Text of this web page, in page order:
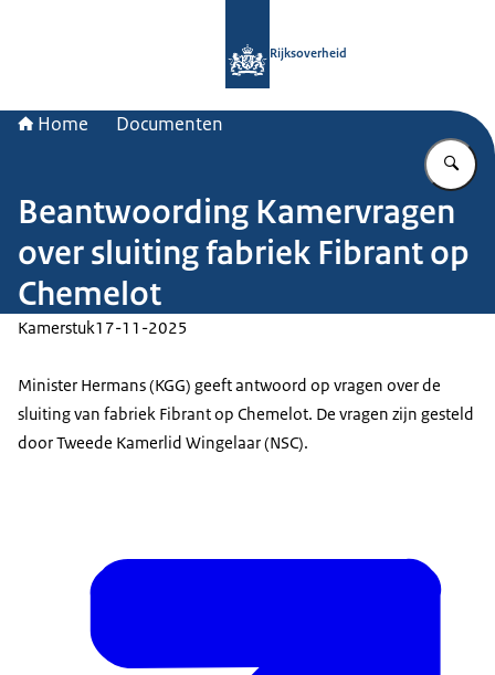
Rijksoverheid
Home Documenten
Beantwoording Kamervragen
over sluiting fabriek Fibrant op
Chemelot
Kamerstuk17-11-2025
Minister Hermans (KGG) geeft antwoord op vragen over de
sluiting van fabriek Fibrant op Chemelot. De vragen zijn gesteld
door Tweede Kamerlid Wingelaar (NSC).